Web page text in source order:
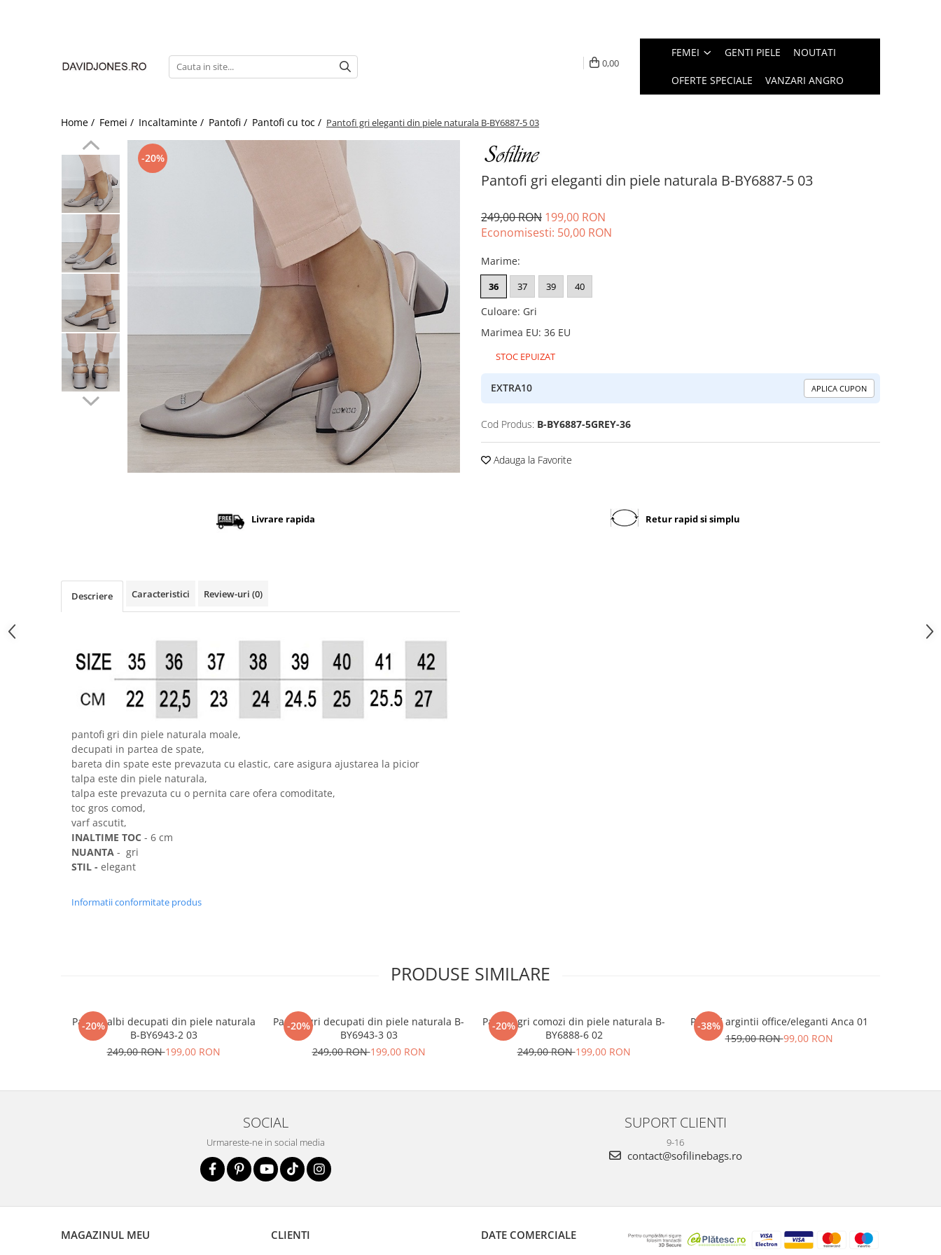
Imbracaminte
Camasi si topuri
Incaltaminte
Cizme si botine
Mocasini si balerini
0,00
FEMEI GENTI PIELE NOUTATI
OFERTE SPECIALE VANZARI ANGRO
Home / Femei / Incaltaminte / Pantofi / Pantofi cu toc / Pantofi gri eleganti din piele naturala B-BY6887-5 03
Pantofi gri eleganti din piele naturala B-BY6887-5 03
-20%
249,00 RON 199,00 RON
Economisesti: 50,00 RON
Marime:
36 37 39 40
Culoare: Gri
Marimea EU: 36 EU
STOC EPUIZAT
EXTRA10 APLICA CUPON
Cod Produs: B-BY6887-5GREY-36
Adauga la Favorite
Livrare rapida Retur rapid si simplu
Descriere Caracteristici Review-uri (0)
pantofi gri din piele naturala moale,
decupati in partea de spate,
bareta din spate este prevazuta cu elastic, care asigura ajustarea la picior
talpa este din piele naturala,
talpa este prevazuta cu o pernita care ofera comoditate,
toc gros comod,
varf ascutit,
INALTIME TOC - 6 cm
NUANTA - gri
STIL - elegant
Informatii conformitate produs
PRODUSE SIMILARE
-20%
Pantofi albi decupati din piele naturala
B-BY6943-2 03
249,00 RON199,00 RON
-20%
Pantofi gri decupati din piele naturala B-
BY6943-3 03
249,00 RON199,00 RON
-20%
Pantofi gri comozi din piele naturala B-
BY6888-6 02
249,00 RON199,00 RON
-38%
Pantofi argintii office/eleganti Anca 01
159,00 RON99,00 RON
SOCIAL
Urmareste-ne in social media
SUPORT CLIENTI
9-16
contact@sofilinebags.ro
MAGAZINUL MEU CLIENTI DATE COMERCIALE